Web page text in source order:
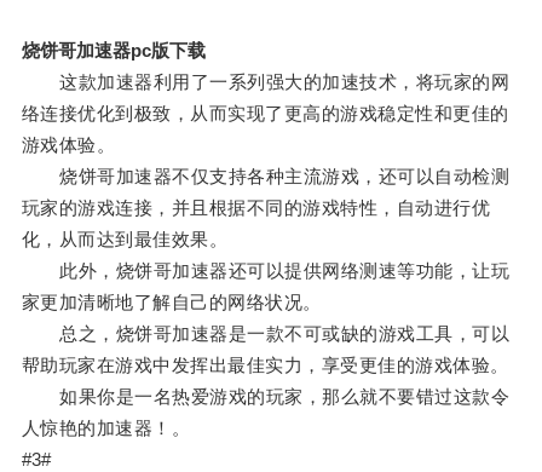
烧饼哥加速器pc版下载
这款加速器利用了一系列强大的加速技术，将玩家的网
络连接优化到极致，从而实现了更高的游戏稳定性和更佳的
游戏体验。
烧饼哥加速器不仅支持各种主流游戏，还可以自动检测
玩家的游戏连接，并且根据不同的游戏特性，自动进行优
化，从而达到最佳效果。
此外，烧饼哥加速器还可以提供网络测速等功能，让玩
家更加清晰地了解自己的网络状况。
总之，烧饼哥加速器是一款不可或缺的游戏工具，可以
帮助玩家在游戏中发挥出最佳实力，享受更佳的游戏体验。
如果你是一名热爱游戏的玩家，那么就不要错过这款令
人惊艳的加速器！。
#3#